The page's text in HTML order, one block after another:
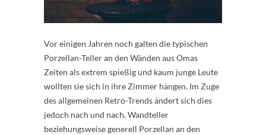
Vor einigen Jahren noch galten die typischen
Porzellan-Teller an den Wänden aus Omas
Zeiten als extrem spießig und kaum junge Leute
wollten sie sich in ihre Zimmer hängen. Im Zuge
des allgemeinen Retro-Trends ändert sich dies
jedoch nach und nach. Wandteller
beziehungsweise generell Porzellan an den